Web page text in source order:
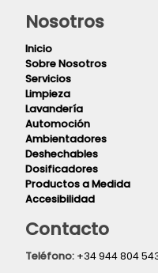
Nosotros
Inicio
Sobre Nosotros
Servicios
Limpieza
Lavandería
Automoción
Ambientadores
Deshechables
Dosificadores
Productos a Medida
Accesibilidad
Contacto
Teléfono: +34 944 804